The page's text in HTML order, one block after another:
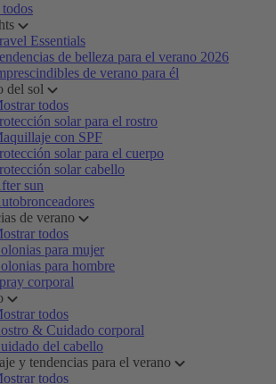
Essentials
de belleza para el verano 2026
de verano para él
del sol
todos
solar para el rostro
con SPF
solar para el cuerpo
solar cabello
sun
de verano
todos
para mujer
para hombre
corporal
todos
& Cuidado corporal
del cabello
y tendencias para el verano
todos